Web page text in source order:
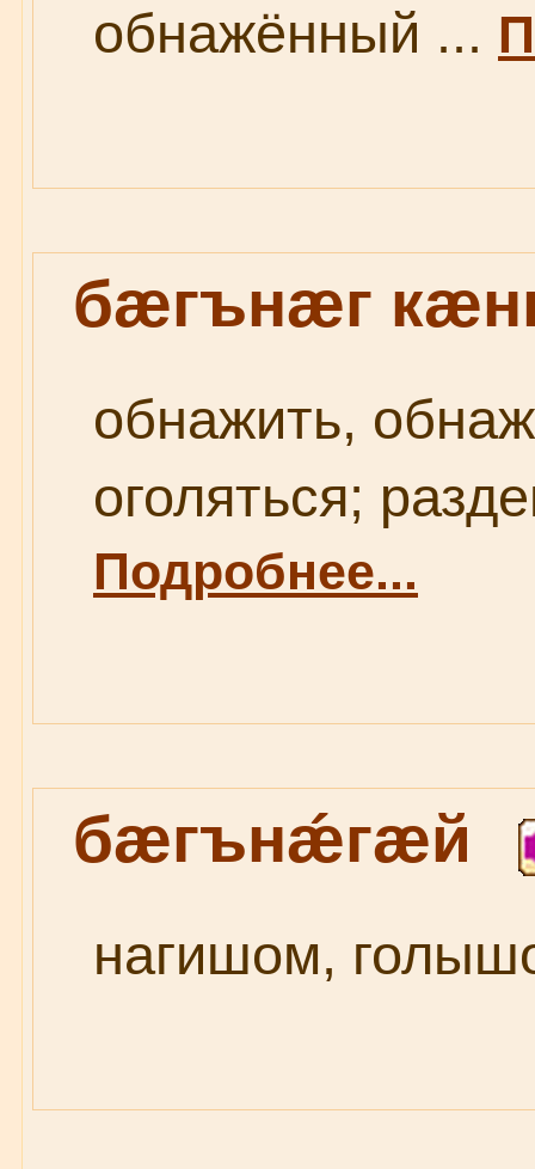
обнажённый ...
бæгънæг
обнажить,
оголяться;
Подробнее...
бæгънǽгæй
нагишом,